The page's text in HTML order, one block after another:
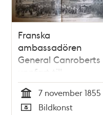
Franska
ambassadören
General Canroberts
uppfart till
audiensen med
konung Oskar I på
Stockholms slott
Tid
7 november 1855
Bildkonst